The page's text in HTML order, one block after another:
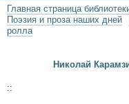
Главная страница
Поэзия и проза наших дней
ролла
Николай
::